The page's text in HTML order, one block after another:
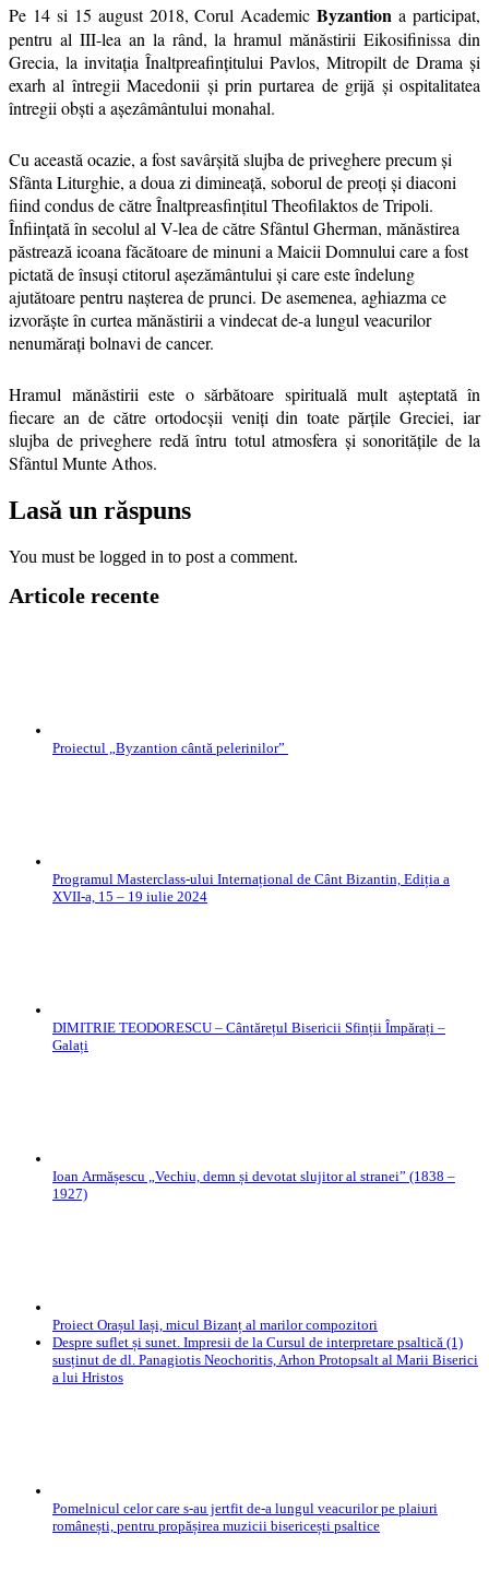
Pe 14 si 15 august 2018, Corul AcademicByzantion a participat,
pentru al III-lea an la rând, la hramul mănăstirii Eikosifinissa din
Grecia, la invitația Înaltpreafințitului Pavlos, Mitropilt de Drama şi
exarh al întregii Macedonii şi prin purtarea de grijă şi ospitalitatea
întregii obşti a așezâmântului monahal.
Cu această ocazie, a fost savârşită slujba de priveghere precum şi
Sfânta Liturghie, a doua zi dimineață, soborul de preoți şi diaconi
fiind condus de către Înaltpreasfințitul Theofilaktos de Tripoli.
Înființată în secolul al V-lea de către Sfântul Gherman, mănăstirea
păstrează icoana făcătoare de minuni a Maicii Domnului care a fost
pictată de însuşi ctitorul aşezământului şi care este îndelung
ajutătoare pentru naşterea de prunci. De asemenea, aghiazma ce
izvorăşte în curtea mănăstirii a vindecat de-a lungul veacurilor
nenumărați bolnavi de cancer.
Hramul mănăstirii este o sărbătoare spirituală mult aşteptată în
fiecare an de către ortodocşii veniți din toate părțile Greciei, iar
slujba de priveghere redă întru totul atmosfera şi sonoritățile de la
Sfântul Munte Athos.
Lasă un răspuns
You must be logged in to post a comment.
Articole recente
Proiectul „Byzantion cântă pelerinilor”
Programul Masterclass-ului Internațional de Cânt Bizantin, Ediția a
XVII-a, 15 – 19 iulie 2024
DIMITRIE TEODORESCU – Cântărețul Bisericii Sfinții Împărați –
Galați
Ioan Armășescu „Vechiu, demn și devotat slujitor al stranei” (1838 –
1927)
Proiect Orașul Iași, micul Bizanț al marilor compozitori
Despre suflet și sunet. Impresii de la Cursul de interpretare psaltică (1)
susținut de dl. Panagiotis Neochoritis, Arhon Protopsalt al Marii Biserici
a lui Hristos
Pomelnicul celor care s-au jertfit de-a lungul veacurilor pe plaiuri
românești, pentru propășirea muzicii bisericești psaltice